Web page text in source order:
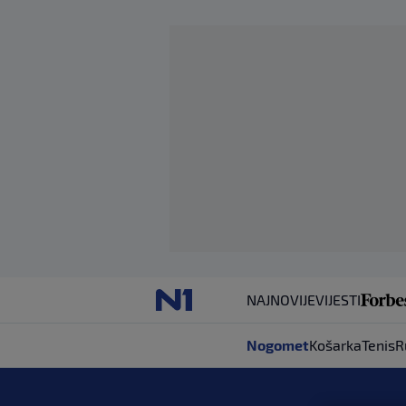
NAJNOVIJEVIJESTI
NogometKošarkaTenis